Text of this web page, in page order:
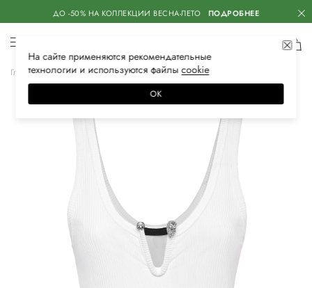
ДО -50% НА КОЛЛЕКЦИИ ВЕСНА-ЛЕТО ПОДРОБНЕЕ
Главная Женская Одежда Топы
На сайте применяются рекомендательные
технологии и используются файлысооkiе
ОК